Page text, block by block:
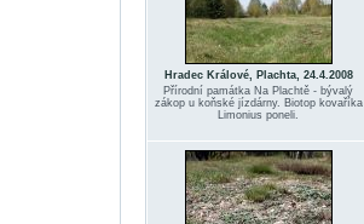
Hradec Králové, Plachta, 24.4.2008
Přírodní památka Na Plachtě - bývalý
zákop u koňské jízdárny. Biotop kovaříka
Limonius poneli.